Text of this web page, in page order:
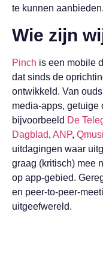
te kunnen aanbieden.
Wie zijn
Pinch is een mobile
dat sinds de
ontwikkeld. Van
media-apps, getuige
bijvoorbeeld De
Dagblad, ANP,
uitdagingen waar
graag (kritisch) mee
op app-gebied.
en peer-to-peer-
uitgeefwereld.